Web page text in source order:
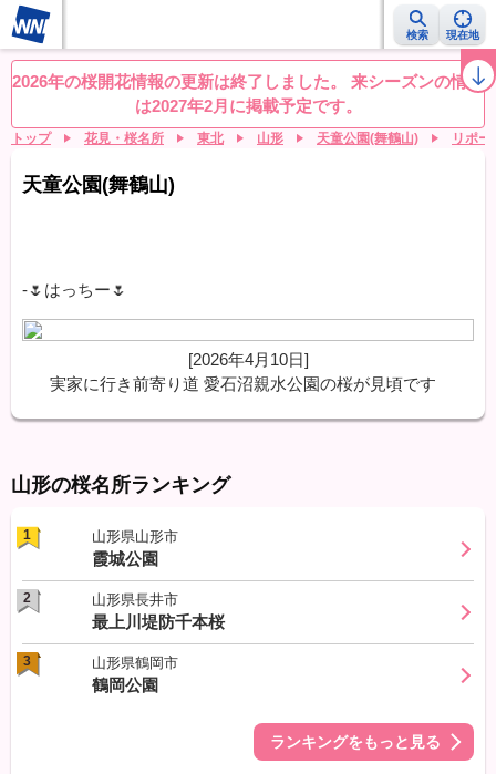
検索 現在地
桜レーダー 名所ランキング 桜開花予想NEWS お花見動画 目的別
2026年の桜開花情報の更新は終了しました。 来シーズンの情報
は2027年2月に掲載予定です。
トップ 花見・桜名所 東北 山形 天童公園(舞鶴山) リポー
天童公園(舞鶴山)
-🌷はっちー🌷
[2026年4月10日]
実家に行き前寄り道 愛石沼親水公園の桜が見頃です
山形の桜名所ランキング
1 山形県山形市
霞城公園
2 山形県長井市
最上川堤防千本桜
3 山形県鶴岡市
鶴岡公園
ランキングをもっと見る